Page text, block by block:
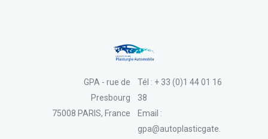
Tél : + 33 (0)1 44 01 16
38
Email :
gpa@autoplasticgate.
GPA - rue de
Presbourg
75008 PARIS, France